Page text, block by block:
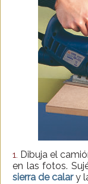
1.
Dibuja el
en las fotos.
sierra de calary